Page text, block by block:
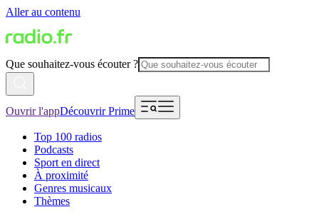
Aller au contenu
Que souhaitez-vous écouter ?
Ouvrir l'appDécouvrir Prime
Top 100 radios
Podcasts
Sport en direct
À proximité
Genres musicaux
Thèmes